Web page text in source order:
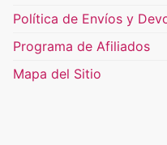
Política de Envíos y
Programa de Afiliados
Mapa del Sitio